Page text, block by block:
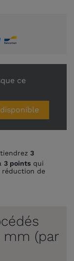
ce
3
3 points qui
de
mm (par